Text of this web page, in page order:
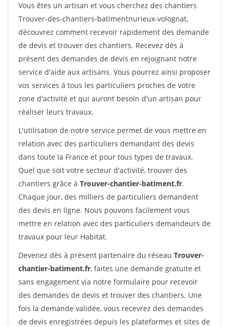
Vous êtes un artisan et vous cherchez des chantiers
Trouver-des-chantiers-batimentnurieux-volognat,
découvrez comment recevoir rapidement des demande
de devis et trouver des chantiers. Recevez dès à
présent des demandes de devis en rejoignant notre
service d'aide aux artisans. Vous pourrez ainsi proposer
vos services à tous les particuliers proches de votre
zone d'activité et qui auront besoin d'un artisan pour
réaliser leurs travaux.
L'utilisation de notre service permet de vous mettre en
relation avec des particuliers demandant des devis
dans toute la France et pour tous types de travaux.
Quel que soit votre secteur d'activité, trouver des
chantiers grâce à Trouver-chantier-batiment.fr.
Chaque jour, des milliers de particuliers demandent
des devis en ligne. Nous pouvons facilement vous
mettre en relation avec des particuliers demandeurs de
travaux pour leur Habitat.
Devenez dès à présent partenaire du réseau Trouver-
chantier-batiment.fr, faites une demande gratuite et
sans engagement via notre formulaire pour recevoir
des demandes de devis et trouver des chantiers. Une
fois la demande validée, vous recevrez des demandes
de devis enregistrées depuis les plateformes et sites de